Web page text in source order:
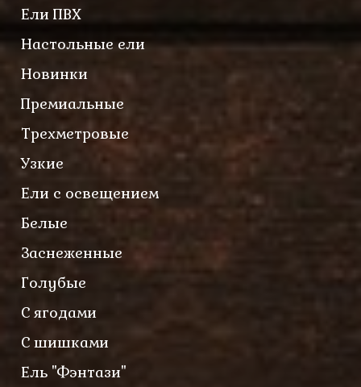
Ели ПВХ
Настольные ели
Новинки
Премиальные
Трехметровые
Узкие
Ели с освещением
Белые
Заснеженные
Голубые
С ягодами
С шишками
Ель "Фэнтази"